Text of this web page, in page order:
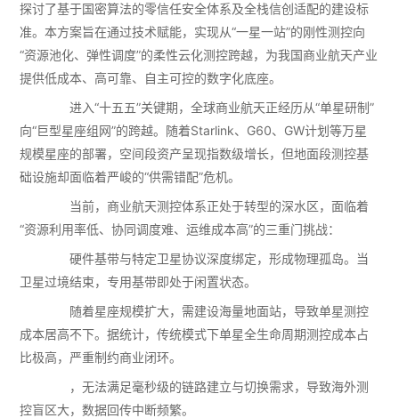
探讨了基于国密算法的零信任安全体系及全栈信创适配的建设标
准。本方案旨在通过技术赋能，实现从“一星一站”的刚性测控向
“资源池化、弹性调度”的柔性云化测控跨越，为我国商业航天产业
提供低成本、高可靠、自主可控的数字化底座。
进入“十五五”关键期，全球商业航天正经历从“单星研制”
向“巨型星座组网”的跨越。随着Starlink、G60、GW计划等万星
规模星座的部署，空间段资产呈现指数级增长，但地面段测控基
础设施却面临着严峻的“供需错配”危机。
当前，商业航天测控体系正处于转型的深水区，面临着
“资源利用率低、协同调度难、运维成本高”的三重门挑战：
硬件基带与特定卫星协议深度绑定，形成物理孤岛。当
卫星过境结束，专用基带即处于闲置状态。
随着星座规模扩大，需建设海量地面站，导致单星测控
成本居高不下。据统计，传统模式下单星全生命周期测控成本占
比极高，严重制约商业闭环。
，无法满足毫秒级的链路建立与切换需求，导致海外测
控盲区大，数据回传中断频繁。